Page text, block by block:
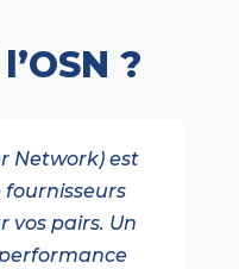
?
Network) est
fournisseurs
vos pairs. Un